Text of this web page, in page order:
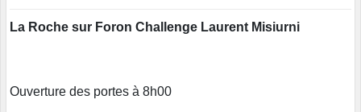
La Roche sur Foron Challenge Laurent Misiurni
Ouverture des portes à 8h00